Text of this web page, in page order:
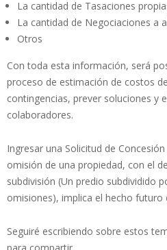
La cantidad de Tasaciones
La cantidad de Negociaciones a
Otros
Con toda esta información, será
proceso de estimación de costos
contingencias, prever soluciones y
colaboradores.
Ingresar una Solicitud de
omisión de una propiedad, con el
subdivisión (Un predio subdividido
omisiones), implica el hecho
Seguiré escribiendo sobre estos